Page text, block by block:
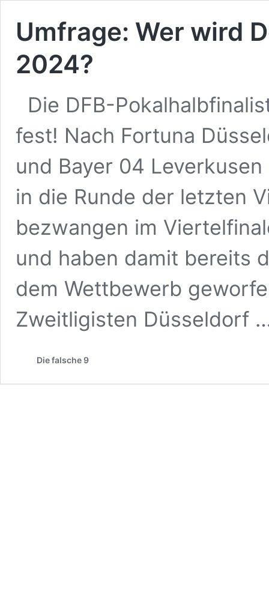
Umfrage: Wer wird
2024?
Die DFB-
fest! Nach Fortuna
und Bayer 04
in die Runde der letzten
bezwangen im
und haben damit bereits
dem Wettbewerb
Zweitligisten Düsseldorf
Die falsche 9